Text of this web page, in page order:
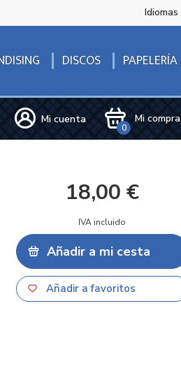
Idiomas
DISCOS PAPELERÍA
Mi compra
0
Mi cuenta
18,00 €
IVA incluido
Añadir a mi cesta
Añadir a favoritos